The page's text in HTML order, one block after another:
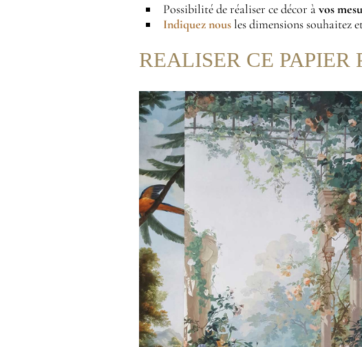
Possibilité de réaliser ce décor àvos
Indiquez nousles dimensions souhaitez
REALISER CE PAPIER